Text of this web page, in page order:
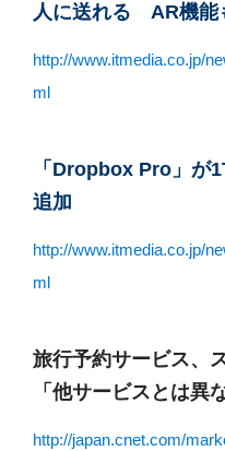
人に送れる AR機能
http://www.itmedia.co.jp/
ml
「Dropbox Pro」が
追加
http://www.itmedia.co.jp/
ml
旅行予約サービス、
「他サービスとは異
http://japan.cnet.com/